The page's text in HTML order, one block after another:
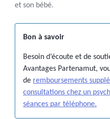
et son bébé.
Bon à savoir
Besoin d’écoute et de
Avantages Partenamut,
de remboursements
consultations chez un
séances par téléphone.